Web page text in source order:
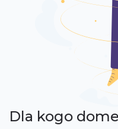
Dla kogo